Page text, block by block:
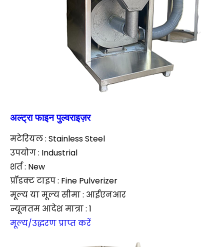
अल्ट्रा फाइन पुल्वराइज़र
मटेरियल : Stainless Steel
उपयोग : Industrial
शर्त : New
प्रॉडक्ट टाइप : Fine Pulverizer
मूल्य या मूल्य सीमा : आईएनआर
न्यूनतम आदेश मात्रा : 1
मूल्य/उद्धरण प्राप्त करें